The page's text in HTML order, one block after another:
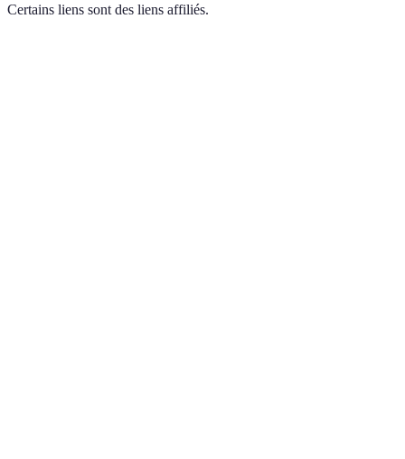
Certains liens sont des liens affiliés.